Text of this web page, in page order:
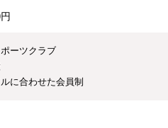
ーツクラブ
に合わせた会員制